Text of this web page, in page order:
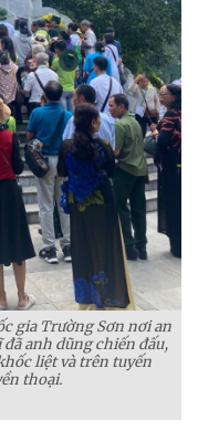
gia Trường Sơn nơi an
anh dũng chiến đấu,
liệt và trên tuyến
thoại.